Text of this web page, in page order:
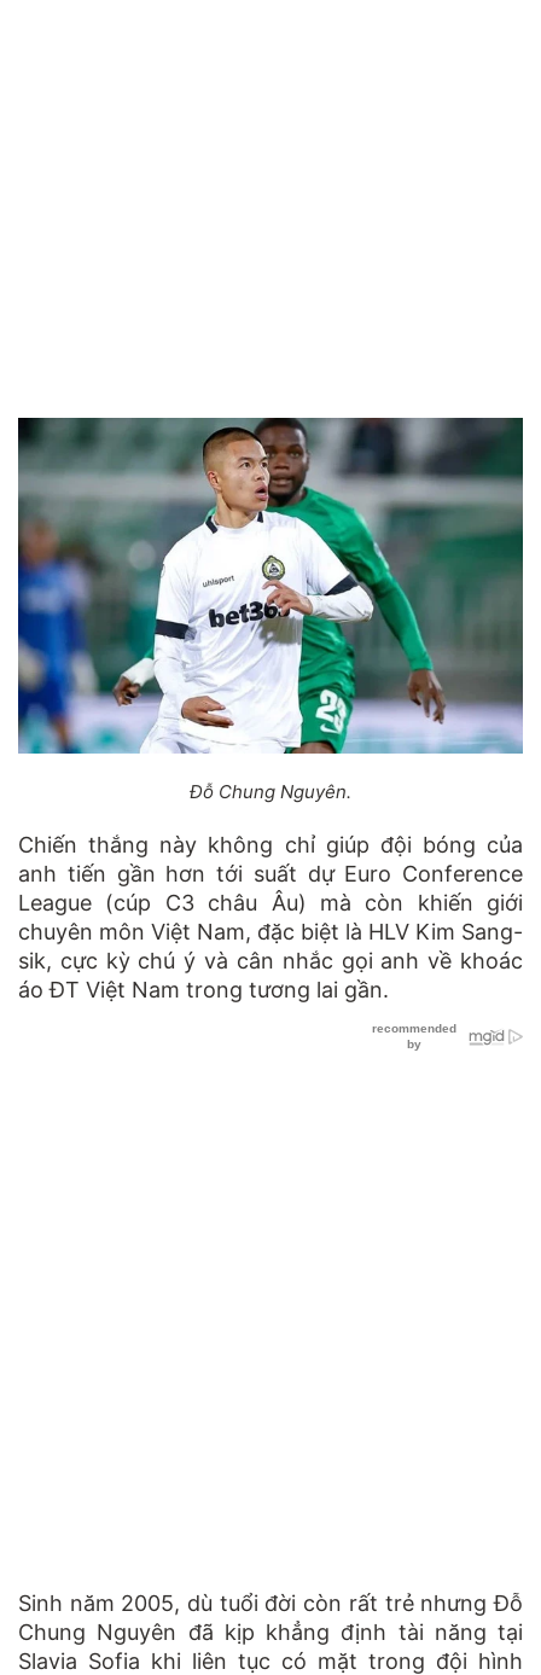
Đỗ Chung Nguyên.
Chiến thắng này không chỉ giúp đội bóng của
anh tiến gần hơn tới suất dự Euro Conference
League (cúp C3 châu Âu) mà còn khiến giới
chuyên môn Việt Nam, đặc biệt là HLV Kim Sang-
sik, cực kỳ chú ý và cân nhắc gọi anh về khoác
áo ĐT Việt Nam trong tương lai gần.
Sinh năm 2005, dù tuổi đời còn rất trẻ nhưng Đỗ
Chung Nguyên đã kịp khẳng định tài năng tại
Slavia Sofia khi liên tục có mặt trong đội hình